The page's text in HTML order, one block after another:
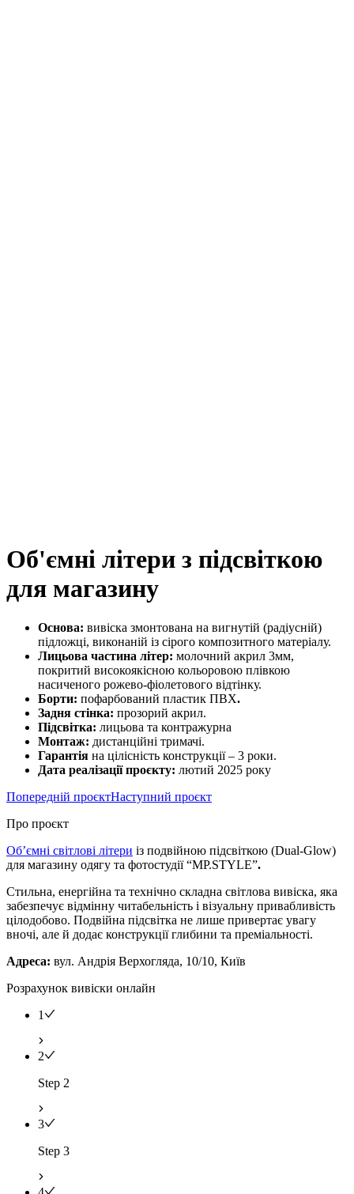
Об'ємні літери з підсвіткою
для магазину
Основа: вивіска змонтована на вигнутій (радіусній)
підложці, виконаній із сірого композитного матеріалу.
Лицьова частина літер: молочний акрил 3мм,
покритий високоякісною кольоровою плівкою
насиченого рожево-фіолетового відтінку.
Борти: пофарбований пластик ПВХ.
Задня стінка: прозорий акрил.
Підсвітка: лицьова та контражурна
Монтаж: дистанційні тримачі.
Гарантія на цілісність конструкції – 3 роки.
Дата реалізації проєкту: лютий 2025 року
Попередній проєктНаступний проєкт
Про проєкт
Об’ємні світлові літери із подвійною підсвіткою (Dual-Glow)
для магазину одягу та фотостудії “MP.STYLE”.
Стильна, енергійна та технічно складна світлова вивіска, яка
забезпечує відмінну читабельність і візуальну привабливість
цілодобово. Подвійна підсвітка не лише привертає увагу
вночі, але й додає конструкції глибини та преміальності.
Адреса: вул. Андрія Верхогляда, 10/10, Київ
Розрахунок вивіски онлайн
1
2
Step 2
3
Step 3